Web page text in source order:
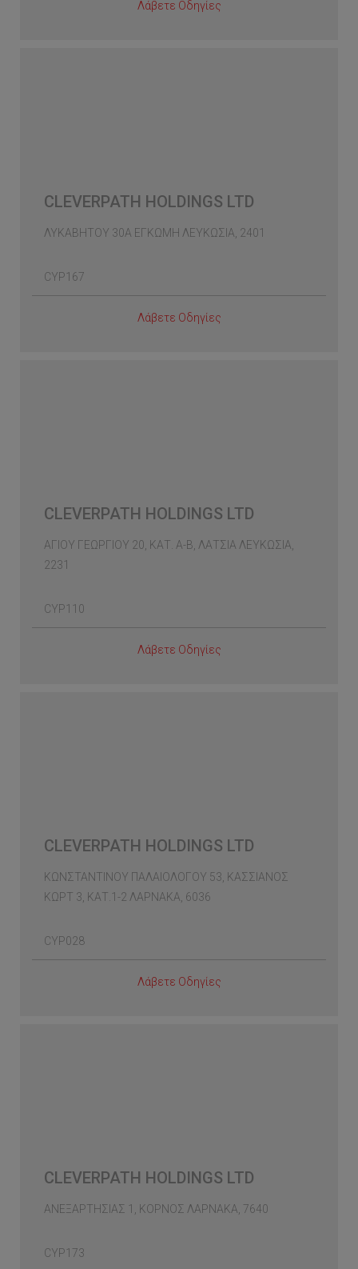
Λάβετε Οδηγίες
CLEVERPATH HOLDINGS LTD
ΛΥΚΑΒΗΤΟΥ 30Α ΕΓΚΩΜΗ ΛΕΥΚΩΣΙΑ, 2401
CYP167
Λάβετε Οδηγίες
CLEVERPATH HOLDINGS LTD
ΑΓΙΟΥ ΓΕΩΡΓΙΟΥ 20, ΚΑΤ. Α-Β, ΛΑΤΣΙΑ ΛΕΥΚΩΣΙΑ,
2231
CYP110
Λάβετε Οδηγίες
CLEVERPATH HOLDINGS LTD
ΚΩΝΣΤΑΝΤΙΝΟΥ ΠΑΛΑΙΟΛΟΓΟΥ 53, ΚΑΣΣΙΑΝΟΣ
ΚΩΡΤ 3, ΚΑΤ.1-2 ΛΑΡΝΑΚΑ, 6036
CYP028
Λάβετε Οδηγίες
CLEVERPATH HOLDINGS LTD
ΑΝΕΞΑΡΤΗΣΙΑΣ 1, ΚΟΡΝΟΣ ΛΑΡΝΑΚΑ, 7640
CYP173